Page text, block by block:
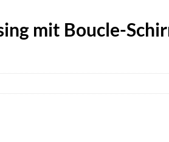
mit Boucle-